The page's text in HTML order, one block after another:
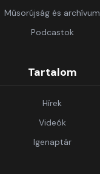
Műsorújság és archívum
Podcastok
Tartalom
Hírek
Videók
Igenaptár